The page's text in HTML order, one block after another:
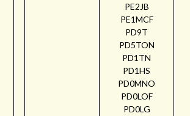
PE2JB
PE1MCF
PD9T
PD5TON
PD1TN
PD1HS
PD0MNO
PD0LOF
PD0LG